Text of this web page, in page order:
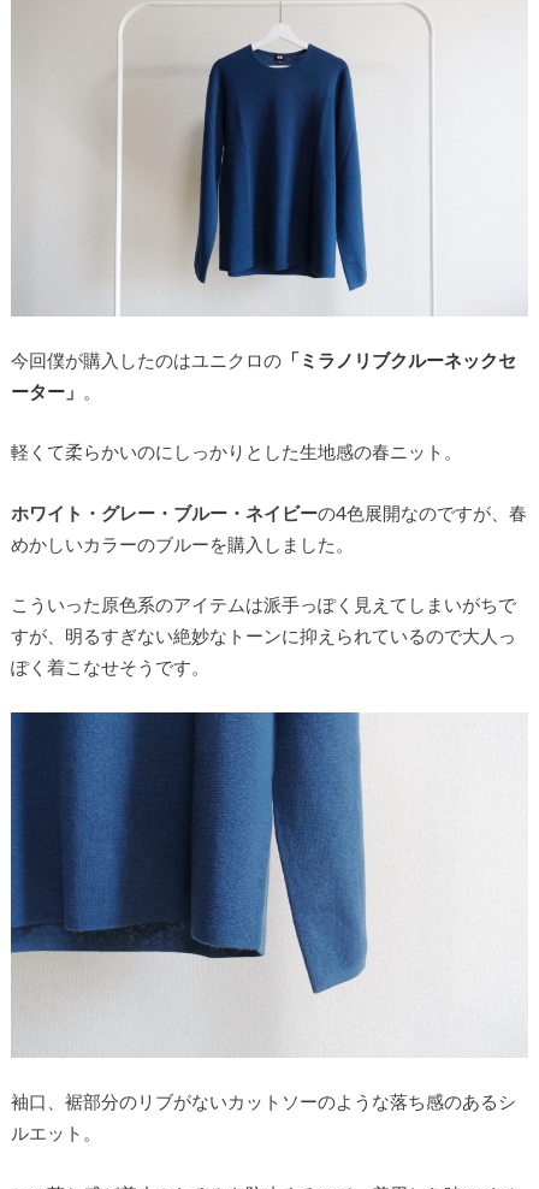
今回僕が購入したのはユニクロの「ミラノリブクルーネックセ
ーター」
軽くて柔らかいのにしっかりとした生地感の春ニット。
ホワイト・グレー・ブルー・ネイビーの4色展開なのですが、春
めかしいカラーのブルーを購入しました。
こういった原色系のアイテムは派手っぽく見えてしまいがちで
すが、明るすぎない絶妙なトーンに抑えられているので大人っ
ぽく着こなせそうです。
袖口、裾部分のリブがないカットソーのような落ち感のあるシ
ルエット。